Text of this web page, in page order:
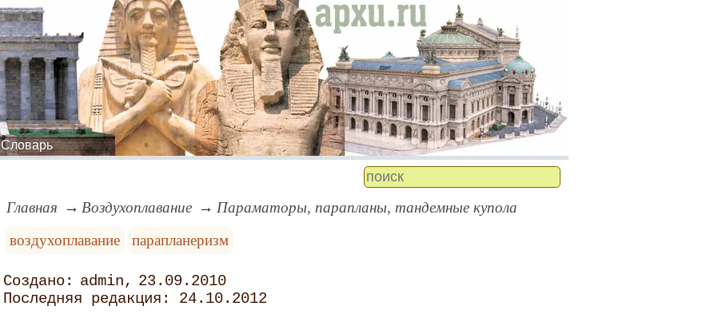
Словарь
Главная Воздухоплавание
Параматоры, парапланы, тандемные купола
воздухоплавание
парапланеризм
admin
23.09.2010
24.10.2012